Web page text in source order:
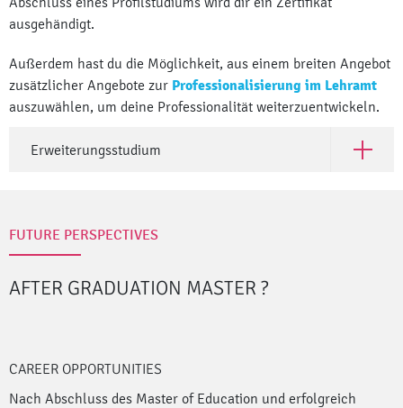
ausgehändigt.
Außerdem hast du die Möglichkeit, aus einem breiten Angebot
zusätzlicher Angebote zur Professionalisierung im Lehramt
auszuwählen, um deine Professionalität weiterzuentwickeln.
Erweiterungsstudium Open
FUTURE PERSPECTIVES
AFTER GRADUATION MASTER ?
CAREER OPPORTUNITIES
Nach Abschluss des Master of Education und erfolgreich